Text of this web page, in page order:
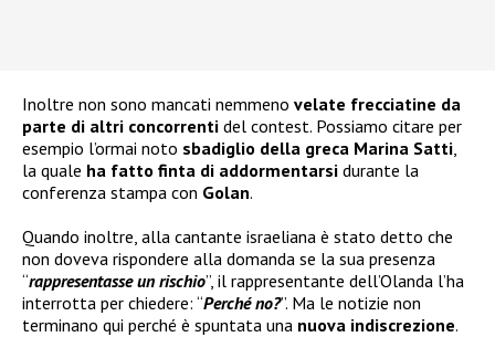
Inoltre non sono mancati nemmeno velate frecciatine da
parte di altri concorrenti del contest. Possiamo citare per
esempio l’ormai noto sbadiglio della greca Marina Satti
la quale ha fatto finta di addormentarsi durante la
conferenza stampa con Golan.
Quando inoltre, alla cantante israeliana è stato detto che
non doveva rispondere alla domanda se la sua presenza
“rappresentasse un rischio”, il rappresentante dell’Olanda l’ha
interrotta per chiedere: “Perché no?”. Ma le notizie non
terminano qui perché è spuntata una nuova indiscrezione.